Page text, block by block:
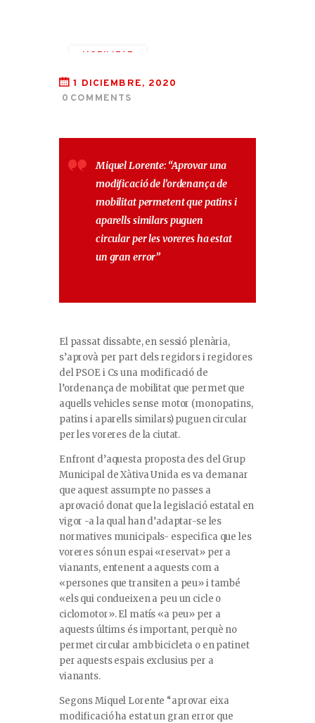
MOBILITAT
VEHICLES
VIANANTS
VORERES
1 DICIEMBRE, 2020
0 COMMENTS
Miquel Lorente: “Aprovar una
modificació de l’ordenança de
mobilitat permetent que patins i
aparells similars puguen
circular per les voreres ha estat
un gran error”
El passat dissabte, en sessió plenària,
s’aprovà per part dels regidors i regidores
del PSOE i Cs una modificació de
l’ordenança de mobilitat que permet que
aquells vehicles sense motor (monopatins,
patins i aparells similars) puguen circular
per les voreres de la ciutat.
Enfront d’aquesta proposta des del Grup
Municipal de Xàtiva Unida es va demanar
que aquest assumpte no passes a
aprovació donat que la legislació estatal en
vigor -a la qual han d’adaptar-se les
normatives municipals- especifica que les
voreres són un espai «reservat» per a
vianants, entenent a aquests com a
«persones que transiten a peu» i també
«els qui condueixen a peu un cicle o
ciclomotor». El matís «a peu» per a
aquests últims és important, perquè no
permet circular amb bicicleta o en patinet
per aquests espais exclusius per a
vianants.
Segons Miquel Lorente “aprovar eixa
modificació ha estat un gran error que